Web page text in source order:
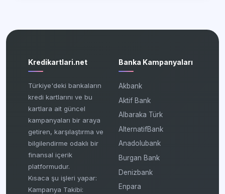
Kredikartlari.net
Türkiye'deki bankaların
kredi kartlarını ve bu
kartlara ait güncel
kampanyaları bir araya
getiren, karşılaştırma ve
bilgilendirme odaklı bir
finansal içerik
platformudur.
Kısaca şu işleri yapar:
Kampanya Takibi:
Banka Kampanyaları
Akbank
Aktif Bank
Albaraka Türk
AlternatifBank
Anadolubank
Burgan Bank
Denizbank
Enpara